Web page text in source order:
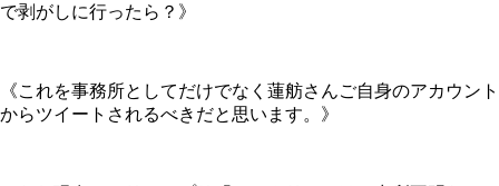
で剥がしに行ったら？》
《これを事務所としてだけでなく蓮舫さんご自身のアカウント
からツイートされるべきだと思います。》